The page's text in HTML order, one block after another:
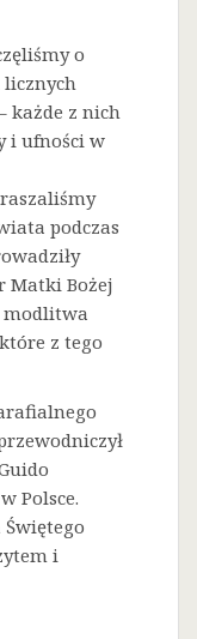
o
licznych
każde z nich
i ufności w
podczas
Matki Bożej
modlitwa
z tego
Polsce.
i